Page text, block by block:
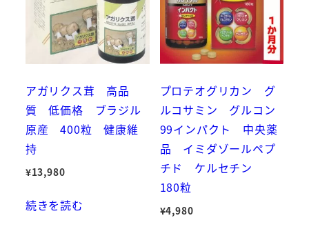
アガリクス茸 高品
質 低価格 ブラジル
原産 400粒 健康維
持
¥13,980
続きを読む
プロテオグリカン グ
ルコサミン グルコン
99インパクト 中央薬
品 イミダゾールペプ
チド ケルセチン
180粒
¥4,980